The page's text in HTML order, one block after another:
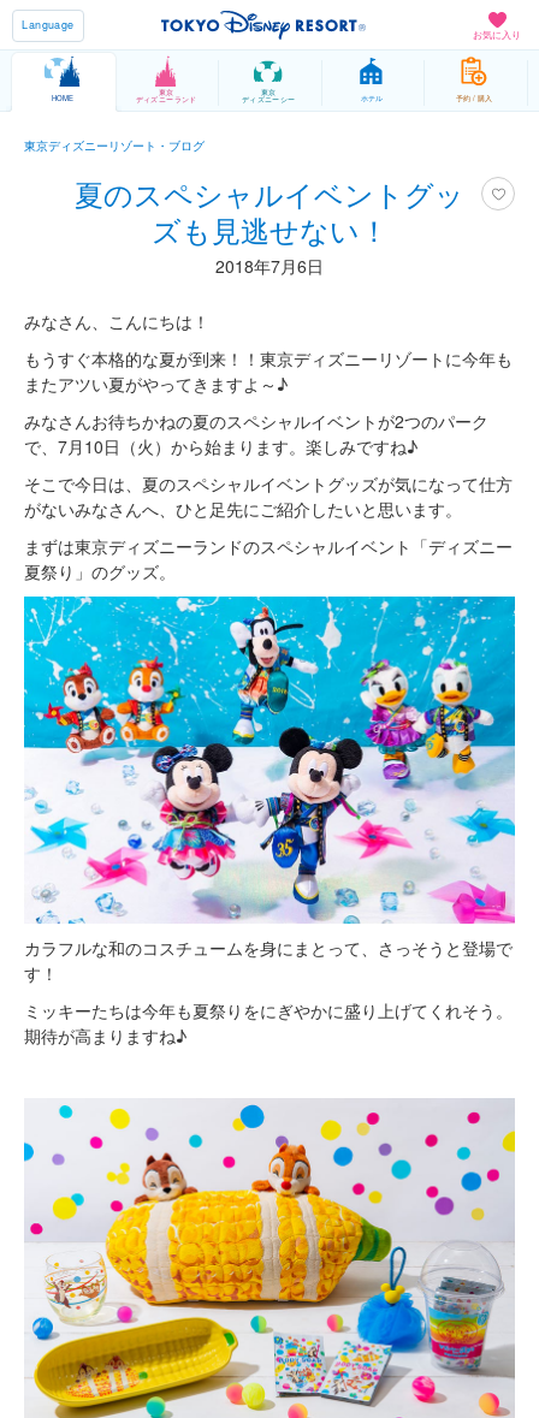
お気に入り
Language
HOME
東京
ディズニーランド
東京
ディズニーシー ホテル 予約 / 購入
東京ディズニーリゾート・ブログ
夏のスペシャルイベントグッ
ズも見逃せない！
2018年7月6日
みなさん、こんにちは！
もうすぐ本格的な夏が到来！！東京ディズニーリゾートに今年も
またアツい夏がやってきますよ～♪
みなさんお待ちかねの夏のスペシャルイベントが2つのパーク
で、7月10日（火）から始まります。楽しみですね♪
そこで今日は、夏のスペシャルイベントグッズが気になって仕方
がないみなさんへ、ひと足先にご紹介したいと思います。
まずは東京ディズニーランドのスペシャルイベント「ディズニー
夏祭り」のグッズ。
カラフルな和のコスチュームを身にまとって、さっそうと登場で
す！
ミッキーたちは今年も夏祭りをにぎやかに盛り上げてくれそう。
期待が高まりますね♪